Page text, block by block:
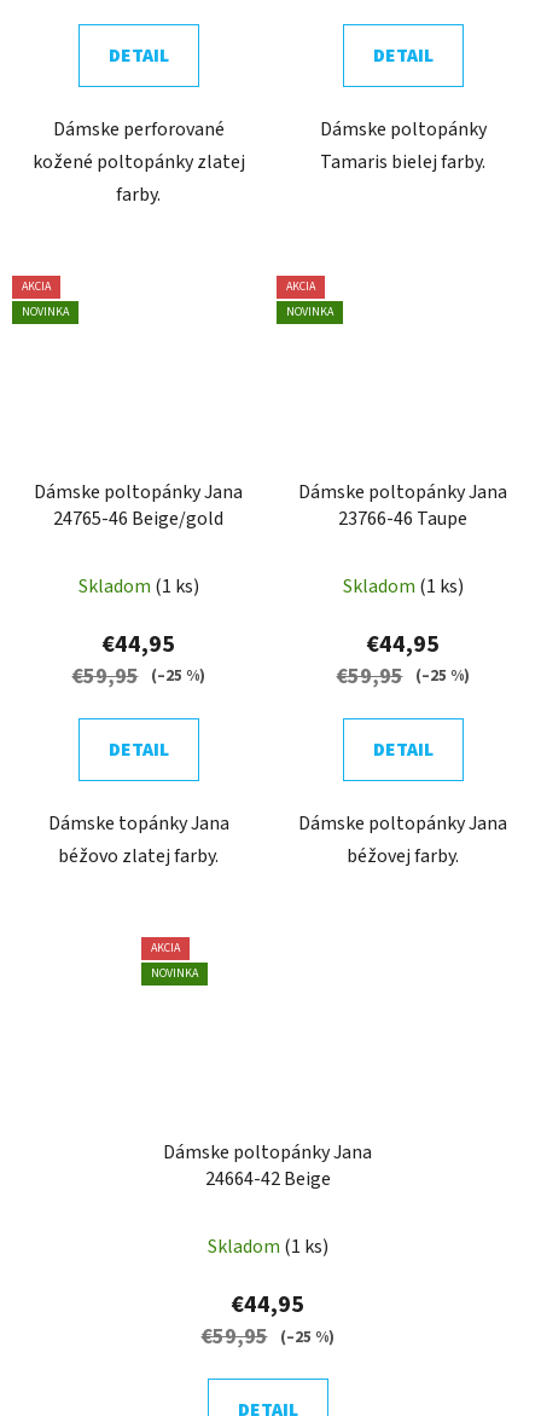
DETAIL
Dámske perforované
kožené poltopánky zlatej
farby.
DETAIL
Dámske poltopánky
Tamaris bielej farby.
AKCIA
NOVINKA
Dámske poltopánky Jana
24765-46 Beige/gold
Skladom (1 ks)
€44,95
€59,95 (–25 %)
DETAIL
Dámske topánky Jana
béžovo zlatej farby.
AKCIA
NOVINKA
Dámske poltopánky Jana
23766-46 Taupe
Skladom (1 ks)
€44,95
€59,95 (–25 %)
DETAIL
Dámske poltopánky Jana
béžovej farby.
AKCIA
NOVINKA
Dámske poltopánky Jana
24664-42 Beige
Skladom (1 ks)
€44,95
€59,95 (–25 %)
DETAIL